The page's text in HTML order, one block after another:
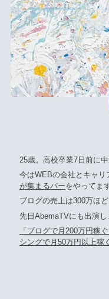
25歳。高校卒業7日前に中
今はWEBの会社とキャリ
が集まるバーをやってます
ブログの売上は300万ほど
先日AbemaTVにも出演し
「ブログで月200万円稼
シングで月50万円以上稼